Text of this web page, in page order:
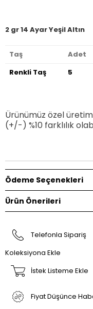
2 gr 14 Ayar Yeşil Altın
Taş Adet
Renkli Taş
5
Ürünümüz özel
(+/-) %10 farklılık
Ödeme Seçenekleri
Ürün Önerileri
Telefonla Sipariş
Koleksiyona Ekle
İstek Listeme Ekle
Fiyat Düşünce